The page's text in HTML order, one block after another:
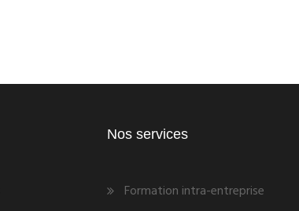
Nos services
Formation intra-entreprise